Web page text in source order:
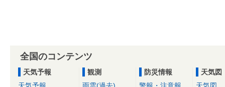
全国のコンテンツ
天気予報
観測
防災情報
天気図